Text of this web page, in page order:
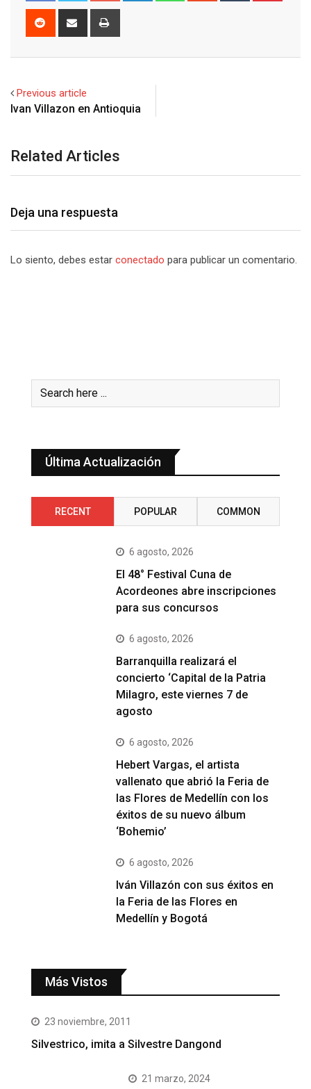
Reddit
Share
Previous article
Ivan Villazon en Antioquia
Related Articles
Deja una respuesta
Lo siento, debes estar conectado para publicar un comentario.
Última Actualización
RECENT POPULAR COMMON
6 agosto, 2026
El 48° Festival Cuna de
Acordeones abre inscripciones
para sus concursos
6 agosto, 2026
Barranquilla realizará el
concierto ‘Capital de la Patria
Milagro, este viernes 7 de
agosto
6 agosto, 2026
Hebert Vargas, el artista
vallenato que abrió la Feria de
las Flores de Medellín con los
éxitos de su nuevo álbum
‘Bohemio’
6 agosto, 2026
Iván Villazón con sus éxitos en
la Feria de las Flores en
Medellín y Bogotá
Más Vistos
23 noviembre, 2011
Silvestrico, imita a Silvestre Dangond
21 marzo, 2024